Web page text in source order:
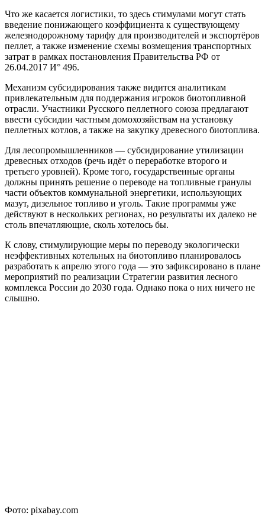
Что же касается логистики, то здесь стимулами могут стать
введение понижающего коэффициента к существующему
железнодорожному тарифу для производителей и экспортёров
пеллет, а также изменение схемы возмещения транспортных
затрат в рамках постановления Правительства РФ от
26.04.2017 И° 496.
Механизм субсидирования также видится аналитикам
привлекательным для поддержания игроков биотопливной
отрасли. Участники Русского пеллетного союза предлагают
ввести субсидии частным домохозяйствам на установку
пеллетных котлов, а также на закупку древесного биотоплива.
Для лесопромышленников — субсидирование утилизации
древесных отходов (речь идёт о переработке второго и
третьего уровней). Кроме того, государственные органы
должны принять решение о переводе на топливные гранулы
части объектов коммунальной энергетики, использующих
мазут, дизельное топливо и уголь. Такие программы уже
действуют в нескольких регионах, но результаты их далеко не
столь впечатляющие, сколь хотелось бы.
К слову, стимулирующие меры по переводу экологически
неэффективных котельных на биотопливо планировалось
разработать к апрелю этого года — это зафиксировано в плане
мероприятий по реализации Стратегии развития лесного
комплекса России до 2030 года. Однако пока о них ничего не
слышно.
Фото: pixabay.com